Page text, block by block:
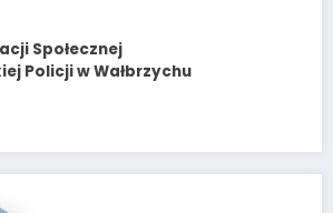
Społecznej
Policji w Wałbrzychu